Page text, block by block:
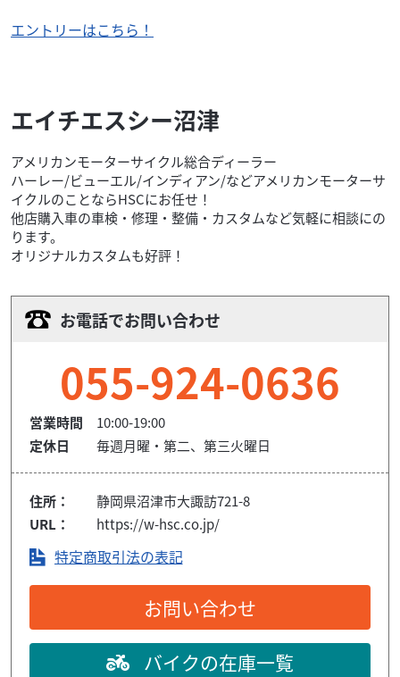
エントリーはこちら！
エイチエスシー沼津
アメリカンモーターサイクル総合ディーラー
ハーレー/ビューエル/インディアン/などアメリカンモーターサ
イクルのことならHSCにお任せ！
他店購入車の車検・修理・整備・カスタムなど気軽に相談にの
ります。
オリジナルカスタムも好評！
お電話でお問い合わせ
055-924-0636
営業時間
10:00-19:00
定休日
毎週月曜・第二、第三火曜日
住所：
静岡県沼津市大諏訪721-8
URL：
https://w-hsc.co.jp/
特定商取引法の表記
お問い合わせ
バイクの在庫一覧